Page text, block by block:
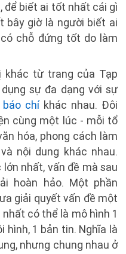
để biết ai tốt nhất cái gì
bây giờ là người biết ai
chỗ đứng tốt do làm
khác từ trang của Tạp
sự đa dạng với sự
báo chí khác nhau. Đôi
cùng một lúc - mỗi tổ
hóa, phong cách làm
nội dung khác nhau.
nhất, vấn đề mà sau
hoàn hảo. Một phần
giải quyết vấn đề một
có thể là mô hình 1
hình, 1 bản tin. Nghĩa là
nhưng chung nhau ở